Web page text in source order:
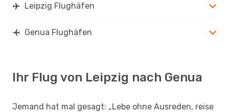
Leipzig Flughäfen
Genua Flughäfen
Ihr Flug von Leipzig nach Genua
Jemand hat mal gesagt: „Lebe ohne Ausreden, reise